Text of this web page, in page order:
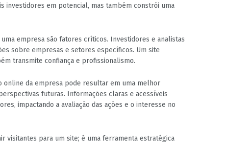
investidores em potencial, mas também constrói uma
empresa são fatores críticos. Investidores e analistas
sobre empresas e setores específicos. Um site
transmite confiança e profissionalismo.
online da empresa pode resultar em uma melhor
futuras. Informações claras e acessíveis
impactando a avaliação das ações e o interesse no
visitantes para um site; é uma ferramenta estratégica